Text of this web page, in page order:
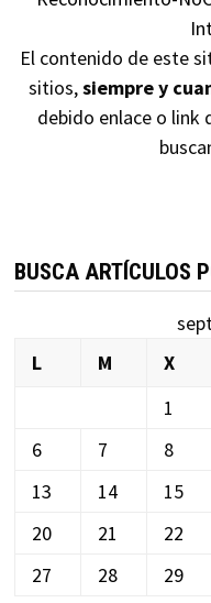
El contenido de este
sitios,siempre y
debido enlace o link
BUSCA ARTÍCULOS
L
M X
1
6
7 8
13
14 15
20
21 22
27
28 29